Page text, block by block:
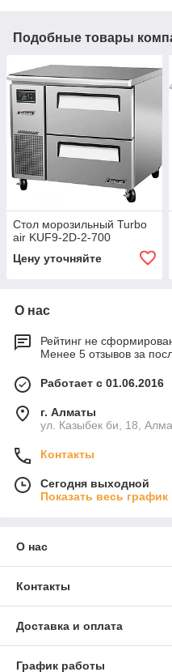
Подобные товары
Стол морозильный Turbo
air KUF9-2D-2-700
Цену уточняйте
О нас
Рейтинг не
Менее 5 отзывов за
Работает с 01.06.2016
г. Алматы
ул. Казыбек би, 18,
Контакты
Сегодня выходной
Показать весь
О нас
Контакты
Доставка и оплата
График работы